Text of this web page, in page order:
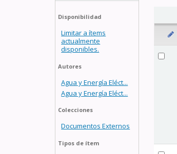
Disponibilidad
Limitar a ítems
actualmente
disponibles.
Autores
Agua y Energía Eléct...
Agua y Energía Eléct...
Colecciones
Documentos Externos
Tipos de ítem